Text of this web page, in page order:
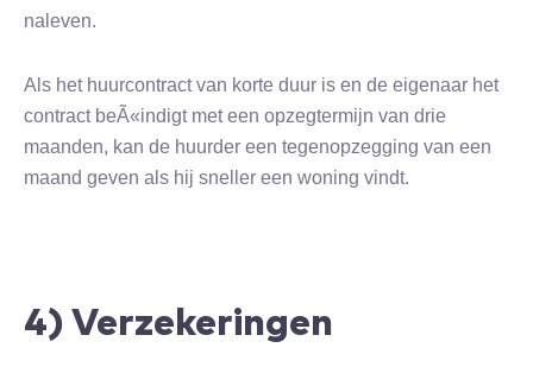
naleven.
Als het huurcontract van korte duur is en de eigenaar het
contract beÃ«indigt met een opzegtermijn van drie
maanden, kan de huurder een tegenopzegging van een
maand geven als hij sneller een woning vindt.
4) Verzekeringen